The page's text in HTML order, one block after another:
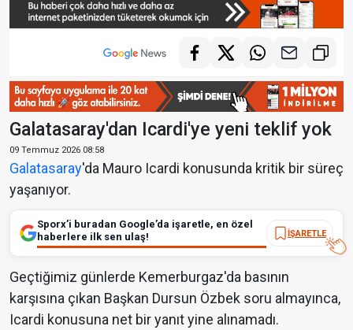
Galatasaray'dan Icardi'ye yeni teklif yok
09 Temmuz 2026 08:58
Galatasaray'da Mauro Icardi konusunda kritik bir süreç
yaşanıyor.
Sporx’i buradan Google’da işaretle, en özel
haberlere ilk sen ulaş!
İŞARETLE
Geçtiğimiz günlerde Kemerburgaz'da basının
karşısına çıkan Başkan Dursun Özbek soru almayınca,
Icardi konusuna net bir yanıt yine alınamadı.